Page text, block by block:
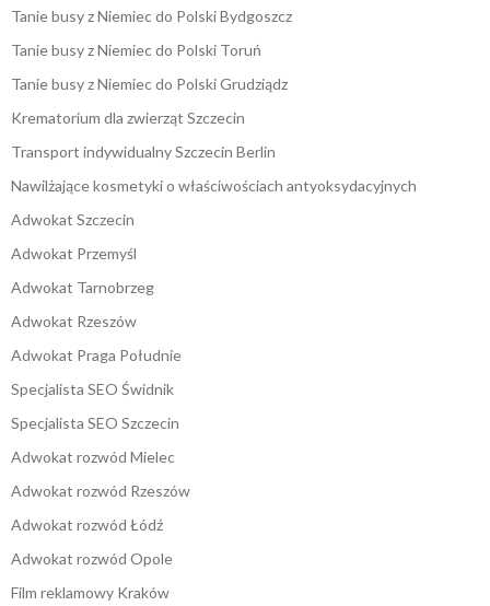
Tanie busy z Niemiec do Polski Bydgoszcz
Tanie busy z Niemiec do Polski Toruń
Tanie busy z Niemiec do Polski Grudziądz
Krematorium dla zwierząt Szczecin
Transport indywidualny Szczecin Berlin
Nawilżające kosmetyki o właściwościach antyoksydacyjnych
Adwokat Szczecin
Adwokat Przemyśl
Adwokat Tarnobrzeg
Adwokat Rzeszów
Adwokat Praga Południe
Specjalista SEO Świdnik
Specjalista SEO Szczecin
Adwokat rozwód Mielec
Adwokat rozwód Rzeszów
Adwokat rozwód Łódź
Adwokat rozwód Opole
Film reklamowy Kraków